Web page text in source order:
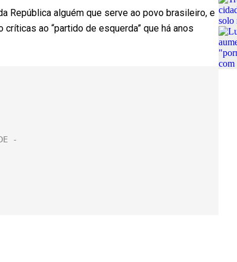
República alguém que serve ao povo brasileiro, e
ao “partido de esquerda” que há anos